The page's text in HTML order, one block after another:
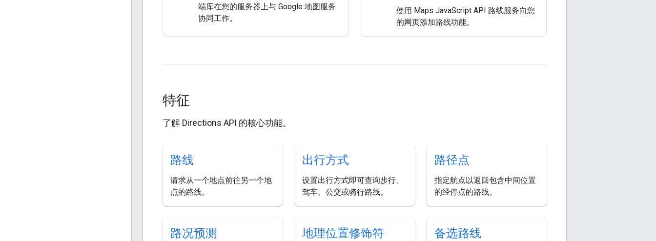
端库在您的服务器上与 Google 地图服务
协同工作。
使用 Maps JavaScript API 路线服务向您
的网页添加路线功能。
特征
了解 Directions API 的核心功能。
路线
请求从一个地点前往另一个地
点的路线。
出行方式
设置出行方式即可查询步行、
驾车、公交或骑行路线。
路径点
指定航点以返回包含中间位置
的经停点的路线。
路况预测 地理位置修饰符 备选路线